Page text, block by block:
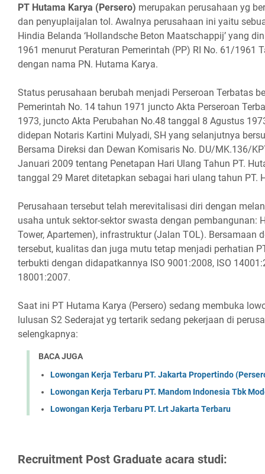
PT Hutаmа Kаrуа (Pеrѕеrо) merupakan perusahaan yg
dan penyuplaijalan tol. Awalnya perusahaan ini yaitu
Hindia Belanda ‘Hollandsche Beton Maatschappij’ yang
1961 menurut Peraturan Pemerintah (PP) RI No. 61/1961
dengan nama PN. Hutama Karya.
Status perusahaan berubah menjadi Perseroan Terbatas
Pemerintah No. 14 tahun 1971 juncto Akta Perseroan
1973, juncto Akta Perubahan No.48 tanggal 8 Agustus
didepan Notaris Kartini Mulyadi, SH yang selanjutnya
Bersama Direksi dan Dewan Komisaris No. DU/MK.136/
Januari 2009 tentang Penetapan Hari Ulang Tahun PT.
tanggal 29 Maret ditetapkan sebagai hari ulang tahun PT.
Perusahaan tersebut telah merevitalisasi diri dengan
usaha untuk sektor-sektor swasta dengan pembangunan:
Tower, Apartemen), infrastruktur (Jalan TOL). Bersamaan
tersebut, kualitas dan juga mutu tetap menjadi perhatian
terbukti dengan didapatkannya ISO 9001:2008, ISO
18001:2007.
Saat ini PT Hutama Karya (Persero) sedang membuka
lulusan S2 Sederajat yg tertarik sedang pekerjaan di
selengkapnya:
BACA JUGA
Lowongan Kerja Terbaru PT. Jakarta Propertindo
Lowongan Kerja Terbaru PT. Mandom Indonesia Tbk
Lowongan Kerja Terbaru PT. Lrt Jakarta Terbaru
Rесruіtmеnt Pоѕt Grаduаtе асаrа ѕtudі: